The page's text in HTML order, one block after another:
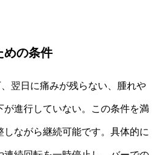
めの条件
翌日に痛みが残らない、腫れや
が進行していない。この条件を満
しながら継続可能です。具体的に